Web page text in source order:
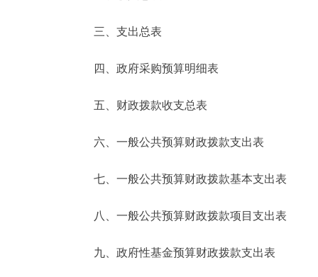
走进北京
北京概况
绿色北京
ENGLISH
三、支出总表
四、政府采购预算明细表
五、财政拨款收支总表
六、一般公共预算财政拨款支出表
七、一般公共预算财政拨款基本支出表
八、一般公共预算财政拨款项目支出表
九、政府性基金预算财政拨款支出表